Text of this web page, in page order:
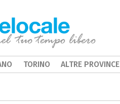
TORINO ALTRE PROVINCE